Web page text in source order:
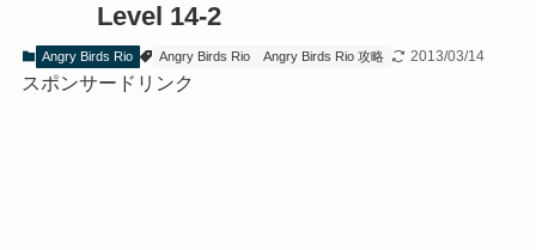
Level 14-2
Angry Birds Rio Angry Birds Rio Angry Birds Rio 攻略 2013/03/14
スポンサードリンク